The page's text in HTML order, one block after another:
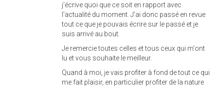
j'écrive quoi que ce soit en rapport avec
l'actualité du moment. J'ai donc passé en revue
tout ce que je pouvais écrire sur le passé et je
suis arrivé au bout.
Je remercie toutes celles et tous ceux qui m'ont
lu et vous souhaite le meilleur.
Quand à moi, je vais profiter à fond de tout ce qui
me fait plaisir, en particulier profiter de la nature